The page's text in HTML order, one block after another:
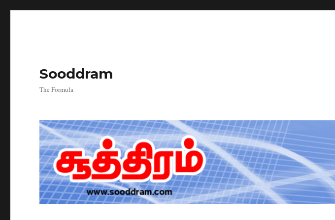
Sooddram
The Formula